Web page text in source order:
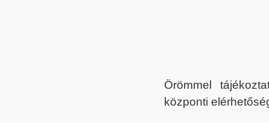
Örömmel
központi